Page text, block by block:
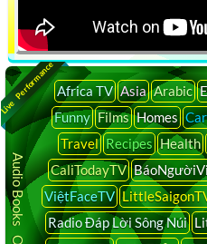
Live PerformanceAfrica TV Asia Arabic
Funny Films Homes
Travel Recipes Health
CaliTodayTV
ViệtFaceTV
Radio Đáp Lời Sông Núi
Audio Books Online